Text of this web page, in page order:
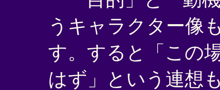
うキャラクター像
す。すると「この
はず」という連想